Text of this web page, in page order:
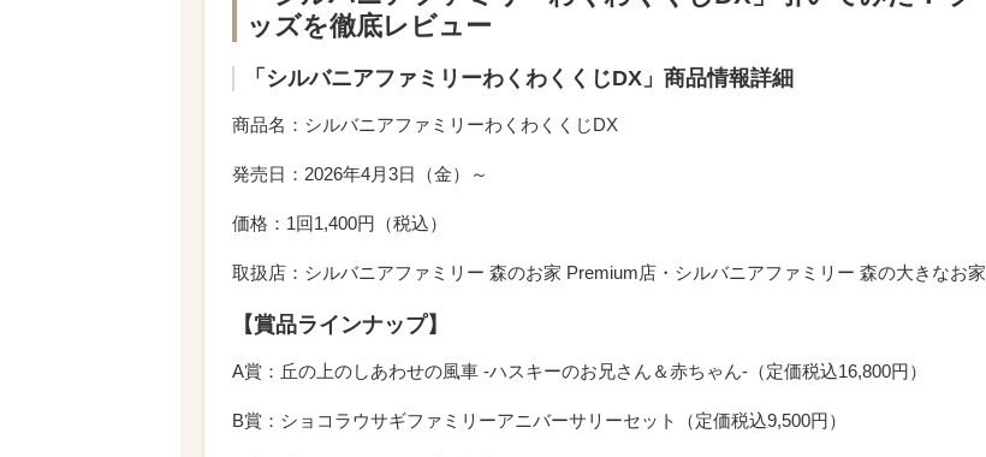
ッズを徹底レビュー
「シルバニアファミリーわくわくくじDX」商品情報詳細
商品名：シルバニアファミリーわくわくくじDX
発売日：2026年4月3日（金）～
価格：1回1,400円（税込）
取扱店：シルバニアファミリー 森のお家 Premium店・シルバニアファミリー 森の大きなお家
【賞品ラインナップ】
A賞：丘の上のしあわせの風車 -ハスキーのお兄さん＆赤ちゃん-（定価税込16,800円）
B賞：ショコラウサギファミリーアニバーサリーセット（定価税込9,500円）